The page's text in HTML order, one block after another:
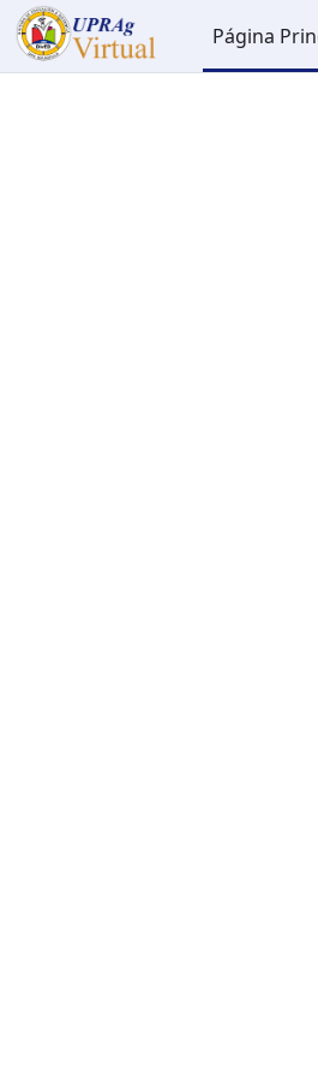
Salta al contenido principal
Página